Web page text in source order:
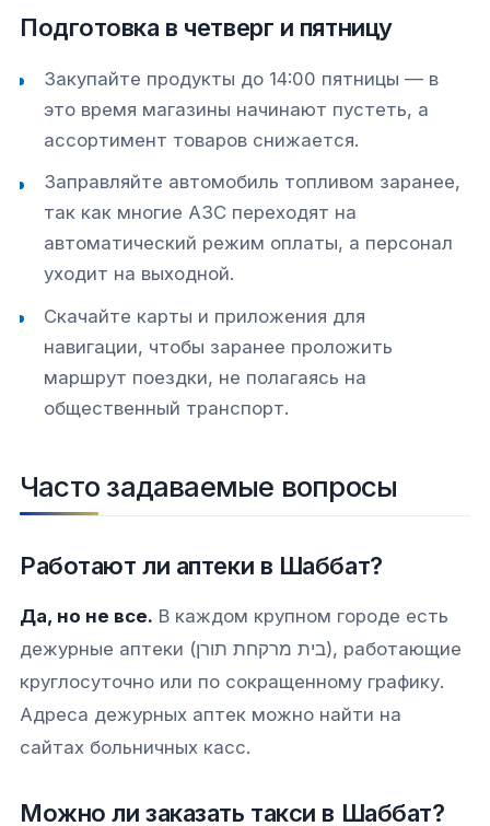
Подготовка в четверг и пятницу
Закупайте продукты до 14:00 пятницы — в
это время магазины начинают пустеть, а
ассортимент товаров снижается.
Заправляйте автомобиль топливом заранее,
так как многие АЗС переходят на
автоматический режим оплаты, а персонал
уходит на выходной.
Скачайте карты и приложения для
навигации, чтобы заранее проложить
маршрут поездки, не полагаясь на
общественный транспорт.
Часто задаваемые вопросы
Работают ли аптеки в Шаббат?
Да, но не все. В каждом крупном городе есть
дежурные аптеки (בית מרקחת תורן), работающие
круглосуточно или по сокращенному графику.
Адреса дежурных аптек можно найти на
сайтах больничных касс.
Можно ли заказать такси в Шаббат?